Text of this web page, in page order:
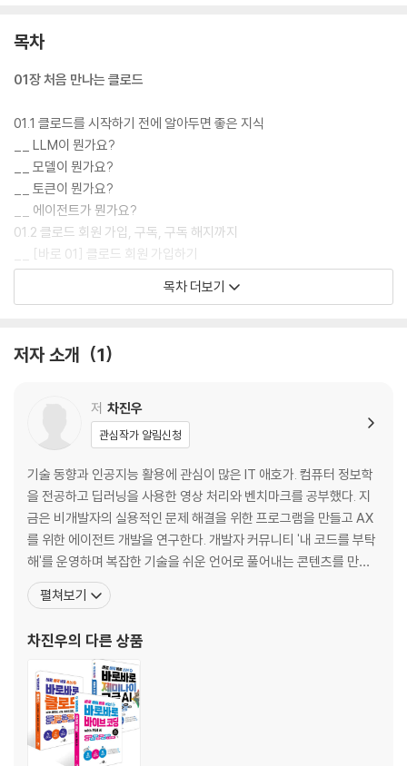
__코워크 : 클로드가 내 컴퓨터 폴더에 직접 접근해 파일을 읽고 처리하는
거나, 매일 아침 업무 리포트를 자동으로 완성하는 등 손이 많이 가는 반복
__스킬 : 클로드에게 업무 방식을 가르치는 기능이다. 회의록 정리, 수익
성 분석, 뉴스 브리핑 등 자주 하는 복잡한 업무를 한 번만 등록해두면 매번
설명하지 않아도 언제든 일관된 결과물을 만들어낸다.
__클로드 코드 : 코딩을 몰라도 나만의 프로그램을 만들 수 있는 기능이
다. "집중력 타이머 만들어줘", "번역기 만들어줘"처럼 원하는 것을 말로 설
명하면 클로드가 스스로 코드를 작성하고 실행해 실제로 작동하는 웹 프로
그램을 완성해준다.
__디자인 : 디자인 경험이 전혀 없어도 전문가 수준의 시각 자료를 만드는
기능이다. "발표용 PPT 5장 만들어줘"라고 말하면 브랜드 분위기에 맞는
목차
01장 처음 만나는 클로드
01.1 클로드를 시작하기 전에 알아두면 좋은 지식
__ LLM이 뭔가요?
__ 모델이 뭔가요?
__ 토큰이 뭔가요?
__ 에이전트가 뭔가요?
01.2 클로드 회원 가입, 구독, 구독 해지까지
__ [바로 01] 클로드 회원 가입하기
__ [바로 02] 클로드 구독하기
__ [바로 03] 클로드 구독 해지하기
__ 클로드 화면 살펴보기
01.4 프롬프트 이해하기
__ 프롬프트 엔지니어링이란?
__ 컨텍스트 엔지니어링이란?
__ 하네스 엔지니어링이란?
__ 좋은 프롬프트란?
__ [바로 06] 개인 맞춤 설정하기
__ [바로 07] 챗GPT, 제미나이에서 메모리 옮기기
__ [바로 활용] 나만의 완벽한 업무 비서 세팅하기
02장 클로드로 문서 작업하기
02.1 클로드로 글쓰기
__ [바로 08] 맞춤 글쓰기 스타일 정하기
__ [바로 09] 문서 첨부로 정확한 정보 전달하기
__ [바로 10] 클로드와 질의응답하며 완성도 높은 글쓰기
02.2 클로드로 자료 조사하기
__ 환각이 뭔가요?
목차 더보기
저자 소개 1
저 차진우
관심작가 알림신청
기술 동향과 인공지능 활용에 관심이 많은 IT 애호가. 컴퓨터 정보학
을 전공하고 딥러닝을 사용한 영상 처리와 벤치마크를 공부했다. 지
금은 비개발자의 실용적인 문제 해결을 위한 프로그램을 만들고 AX
를 위한 에이전트 개발을 연구한다. 개발자 커뮤니티 '내 코드를 부탁
해'를 운영하며 복잡한 기술을 쉬운 언어로 풀어내는 콘텐츠를 만들
고 있다. SNS 블로그 : startedourmission.github.io 깃허브 : git
hub.com/startedourmission 링크드인 : linkedin.com/in/jinw
펼쳐보기
차진우의 다른 상품